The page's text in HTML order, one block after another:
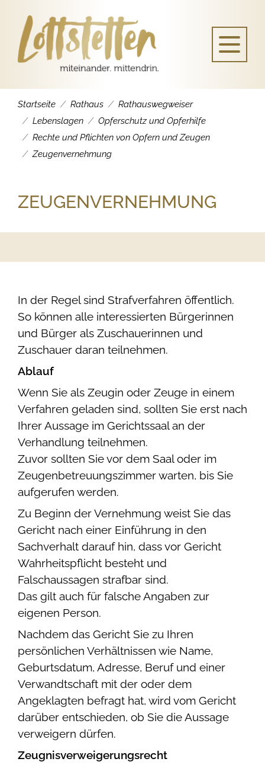
Startseite Rathaus
Rathauswegweiser
Lebenslagen
Opferschutz und Opferhilfe
Rechte und Pflichten von Opfern und Zeugen
Zeugenvernehmung
ZEUGENVERNEHMUNG
In der Regel sind Strafverfahren öffentlich.
So können alle interessierten Bürgerinnen
und Bürger als Zuschauerinnen und
Zuschauer daran teilnehmen.
Ablauf
Wenn Sie als Zeugin oder Zeuge in einem
Verfahren geladen sind, sollten Sie erst nach
Ihrer Aussage im Gerichtssaal an der
Verhandlung teilnehmen.
Zuvor sollten Sie vor dem Saal oder im
Zeugenbetreuungszimmer warten, bis Sie
aufgerufen werden.
Zu Beginn der Vernehmung weist Sie das
Gericht nach einer Einführung in den
Sachverhalt darauf hin, dass vor Gericht
Wahrheitspflicht besteht und
Falschaussagen strafbar sind.
Das gilt auch für falsche Angaben zur
eigenen Person.
Nachdem das Gericht Sie zu Ihren
persönlichen Verhältnissen wie Name,
Geburtsdatum, Adresse, Beruf und einer
Verwandtschaft mit der oder dem
Angeklagten befragt hat, wird vom Gericht
darüber entschieden, ob Sie die Aussage
verweigern dürfen.
Zeugnisverweigerungsrecht